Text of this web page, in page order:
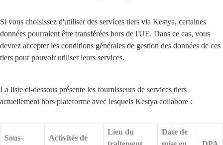
Si vous choisissez d'utiliser des services tiers via Kestya, certaines
données pourraient être transférées hors de l'UE. Dans ce cas, vous
devrez accepter les conditions générales de gestion des données de ces
tiers pour pouvoir utiliser leurs services.
La liste ci-dessous présente les fournisseurs de services tiers
actuellement hors plateforme avec lesquels Kestya collabore :
Sous-
Activités de
Lieu du
Date de